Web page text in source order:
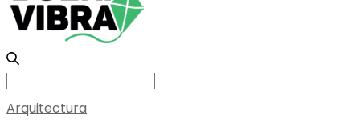
Search
Arquitectura